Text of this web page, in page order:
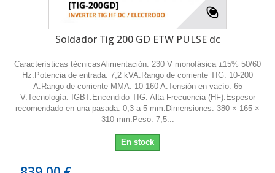
Soldador Tig 200 GD ETW PULSE dc
Características técnicasAlimentación: 230 V monofásica ±15% 50/60
Hz.Potencia de entrada: 7,2 kVA.Rango de corriente TIG: 10-200
A.Rango de corriente MMA: 10-160 A.Tensión en vacío: 65
V.Tecnología: IGBT.Encendido TIG: Alta Frecuencia (HF).Espesor
recomendado en una pasada: 0,3 a 5 mm.Dimensiones: 380 × 165 ×
310 mm.Peso: 7,5...
En stock